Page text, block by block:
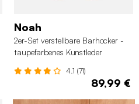
Noah
2er-Set verstellbare Barhocker -
taupefarbenes Kunstleder
4.1 (71)
89,99 €